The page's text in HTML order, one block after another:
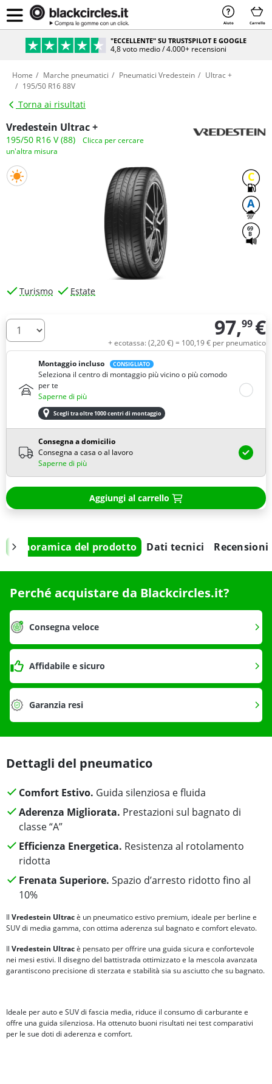
Aiuto Carrello
"ECCELLENTE" SU TRUSTSPILOT E GOOGLE
4,8 voto medio / 4.000+ recensioni
Home Marche pneumatici Pneumatici Vredestein
Ultrac +
195/50 R16 88V
Torna ai risultati
Vredestein Ultrac +
195/50 R16 V (88)
Clicca per cercare
un'altra misura
C
A
69
B
Turismo Estate
Quantità 97,99 €
+ ecotassa: (2,20€) = 100,19€ per pneumatico
Montaggio incluso
CONSIGLIATO
Seleziona il centro di montaggio più vicino o più comodo
per te
Saperne di più
Scegli tra oltre 1000 centri di montaggio
Consegna a domicilio
Consegna a casa o al lavoro
Saperne di più
Aggiungi al carrello
Panoramica del prodotto Dati tecnici Recensioni
Perché acquistare da Blackcircles.it?
Consegna veloce
Affidabile e sicuro
Garanzia resi
Dettagli del pneumatico
Comfort Estivo. Guida silenziosa e fluida
Aderenza Migliorata. Prestazioni sul bagnato di
classe “A”
Efficienza Energetica. Resistenza al rotolamento
ridotta
Frenata Superiore. Spazio d’arresto ridotto fino al
10%
Il Vredestein Ultracè un pneumatico estivo premium, ideale per berline e
SUV di media gamma, con ottima aderenza sul bagnato e comfort elevato.
Il Vredestein Ultracè pensato per offrire una guida sicura e confortevole
nei mesi estivi. Il disegno del battistrada ottimizzato e la mescola avanzata
garantiscono precisione di sterzata e stabilità sia su asciutto che su bagnato.
Ideale per auto e SUV di fascia media, riduce il consumo di carburante e
offre una guida silenziosa. Ha ottenuto buoni risultati nei test comparativi
per le sue doti di aderenza e comfort.